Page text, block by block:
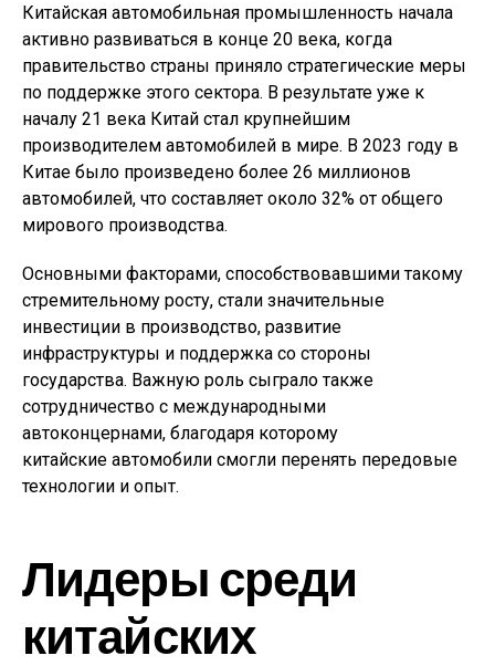
Китайская автомобильная промышленность начала
активно развиваться в конце 20 века, когда
правительство страны приняло стратегические меры
по поддержке этого сектора. В результате уже к
началу 21 века Китай стал крупнейшим
производителем автомобилей в мире. В 2023 году в
Китае было произведено более 26 миллионов
автомобилей, что составляет около 32% от общего
мирового производства.
Основными факторами, способствовавшими такому
стремительному росту, стали значительные
инвестиции в производство, развитие
инфраструктуры и поддержка со стороны
государства. Важную роль сыграло также
сотрудничество с международными
автоконцернами, благодаря которому
китайские автомобили смогли перенять передовые
технологии и опыт.
Лидеры среди
китайских